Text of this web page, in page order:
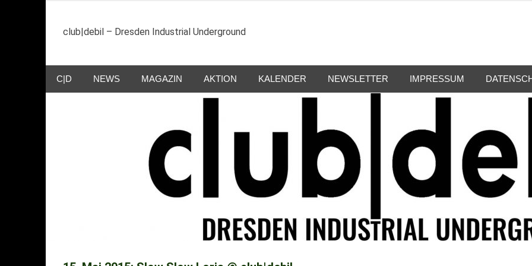
springen
club|debil – Dresden Industrial Underground
C|D NEWS MAGAZIN AKTION KALENDER NEWSLETTER IMPRESSUM